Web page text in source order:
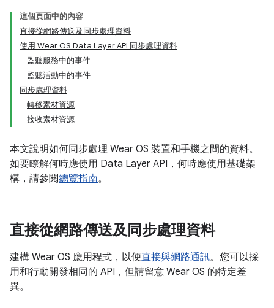
這個頁面中的內容
直接從網路傳送及同步處理資料
使用 Wear OS Data Layer API 同步處理資料
監聽服務中的事件
監聽活動中的事件
同步處理資料
轉移素材資源
接收素材資源
本文說明如何同步處理 Wear OS 裝置和手機之間的資料。
如要瞭解何時應使用 Data Layer API，何時應使用基礎架
構，請參閱總覽指南。
直接從網路傳送及同步處理資料
建構 Wear OS 應用程式，以便直接與網路通訊。您可以採
用和行動開發相同的 API，但請留意 Wear OS 的特定差
異。